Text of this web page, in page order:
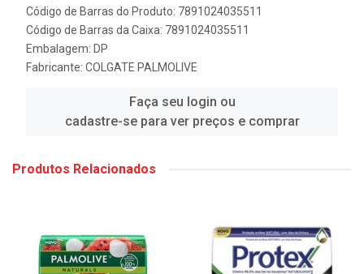
Código de Barras do Produto: 7891024035511
Código de Barras da Caixa: 7891024035511
Embalagem: DP
Fabricante: COLGATE PALMOLIVE
Faça seu login ou
cadastre-se para ver preços e comprar
Produtos Relacionados